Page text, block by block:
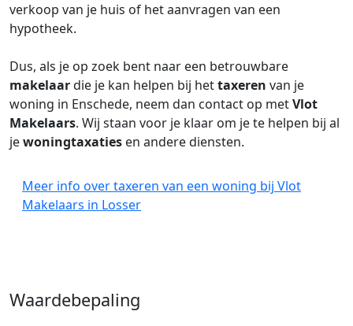
verkoop van je huis of het aanvragen van een
hypotheek.
Dus, als je op zoek bent naar een betrouwbare
makelaardie je kan helpen bij hettaxeren van je
woning in Enschede, neem dan contact op metVlot
Makelaars. Wij staan voor je klaar om je te helpen bij al
jewoningtaxaties en andere diensten.
Meer info over taxeren van een woning bij Vlot
Makelaars in Losser
Waardebepaling